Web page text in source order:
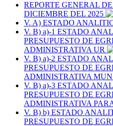
REPORTE GENERAL
DICIEMBRE DEL 2025
V. A) ESTADO
V. B) a)-1 ESTADO
PRESUPUESTO DE
ADMINISTRATIVA UR
V. B) a)-2 ESTADO
PRESUPUESTO DE
ADMINISTRATIVA
V. B) a)-3 ESTADO
PRESUPUESTO DE
ADMINISTRATIVA
V. B) b) ESTADO
PRESUPUESTO DE